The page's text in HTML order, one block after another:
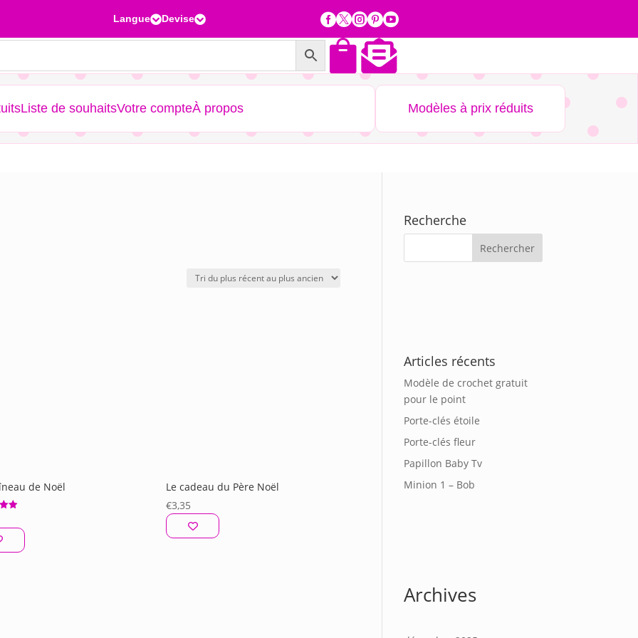
LangueDevise 

Liste de souhaitsVotre compteÀ propos Modèles à prix réduits
de Noël
Le cadeau du Père Noël
€3,35
Recherche
Articles récents
Modèle de crochet gratuit
pour le point
Porte-clés étoile
Porte-clés fleur
Papillon Baby Tv
Minion 1 – Bob
Archives